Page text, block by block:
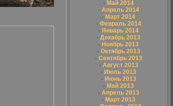
· Май 2014
· Апрель 2014
· Март 2014
· Февраль 2014
· Январь 2014
· Декабрь 2013
· Ноябрь 2013
· Октябрь 2013
· Сентябрь 2013
· Август 2013
· Июль 2013
· Июнь 2013
· Май 2013
· Апрель 2013
· Март 2013